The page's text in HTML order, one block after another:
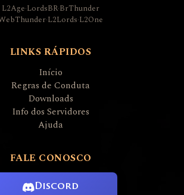
L2Age·LordsBR·BrThunder
·L2Lords·L2One
LINKS RÁPIDOS
Início
Regras de Conduta
Downloads
Info dos Servidores
Ajuda
FALE CONOSCO
Discord